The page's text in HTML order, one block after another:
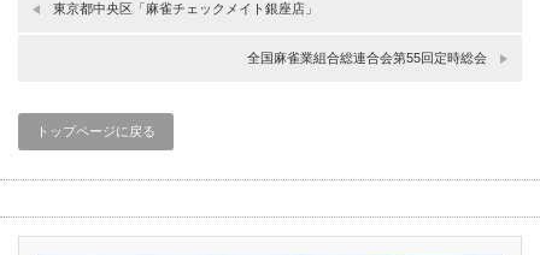
東京都中央区「麻雀チェックメイト銀座店」
全国麻雀業組合総連合会第55回定時総会
トップページに戻る